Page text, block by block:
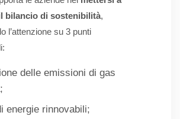
bilancio di sostenibilità,
l’attenzione su 3 punti
delle emissioni di gas
energie rinnovabili;